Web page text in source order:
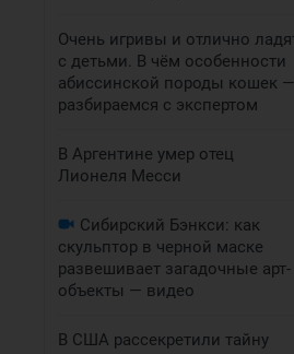
Очень игривы и отлично
с детьми. В чём особенности
абиссинской породы кошек —
разбираемся с экспертом
В Аргентине умер отец
Лионеля Месси
Сибирский Бэнкси: как
скульптор в черной маске
развешивает загадочные арт-
объекты — видео
В США рассекретили тайну